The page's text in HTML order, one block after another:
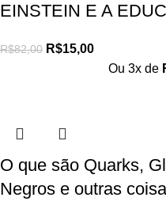
EINSTEIN E A
R$82,00 R$15,00
Ou 3x de
O que são Quarks,
Negros e outras